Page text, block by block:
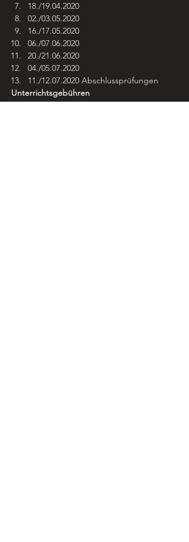
18./19.04.2020
02./03.05.2020
16./17.05.2020
06./07.06.2020
20./21.06.2020
04./05.07.2020
11./12.07.2020 Abschlussprüfungen
Unterrichtsgebühren
Der gesamte Kurs kostet 2400,- EUR (bzw.